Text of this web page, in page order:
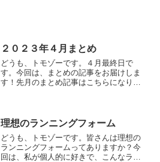
２０２３年４月まとめ
どうも、トモゾーです。４月最終日で
す。今回は、まとめの記事をお届けしま
す！先月のまとめ記事はこちらになりま
５９メートル今月は５００...
理想のランニングフォーム
どうも、トモゾーです。皆さんは理想の
ランニングフォームってありますか？今
回は、私が個人的に好きで、こんなラン